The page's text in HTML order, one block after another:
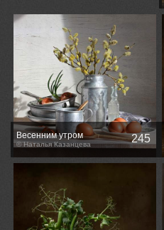
Весенним утром
© Наталья Казанцева 245